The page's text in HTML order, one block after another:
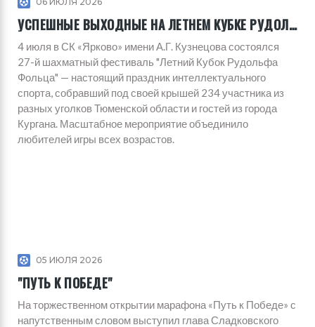
УСПЕШНЫЕ ВЫХОДНЫЕ НА ЛЕТНЕМ КУБКЕ РУДОЛЬФА ФОЛЬЦА
4 июля в СК «Ярково» имени А.Г. Кузнецова состоялся
27-й шахматный фестиваль "Летний Кубок Рудольфа
Фольца" — настоящий праздник интеллектуального
спорта, собравший под своей крышей 234 участника из
разных уголков Тюменской области и гостей из города
Кургана. Масштабное мероприятие объединило
любителей игры всех возрастов.
05 ИЮЛЯ 2026
"ПУТЬ К ПОБЕДЕ"
На торжественном открытии марафона «Путь к Победе» с
напутственным словом выступил глава Сладковского